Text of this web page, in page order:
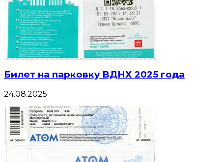
Билет на парковку ВДНХ 2025 года
24.08.2025